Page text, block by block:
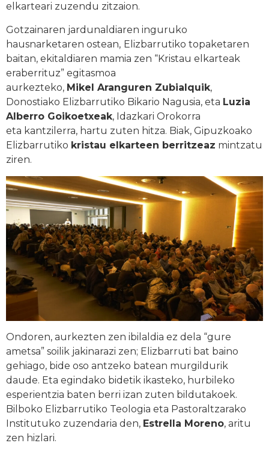
elkarteari zuzendu zitzaion.
Gotzainaren jardunaldiaren inguruko
hausnarketaren ostean, Elizbarrutiko topaketaren
baitan, ekitaldiaren mamia zen “Kristau elkarteak
eraberrituz” egitasmoa
aurkezteko, Mikel Aranguren Zubialquik,
Donostiako Elizbarrutiko Bikario Nagusia, eta Luzia
Alberro Goikoetxeak, Idazkari Orokorra
eta kantzilerra, hartu zuten hitza. Biak, Gipuzkoako
Elizbarrutiko kristau elkarteen berritzeaz mintzatu
ziren.
Ondoren, aurkezten zen ibilaldia ez dela “gure
ametsa” soilik jakinarazi zen; Elizbarruti bat baino
gehiago, bide oso antzeko batean murgildurik
daude. Eta egindako bidetik ikasteko, hurbileko
esperientzia baten berri izan zuten bildutakoek.
Bilboko Elizbarrutiko Teologia eta Pastoraltzarako
Institutuko zuzendaria den, Estrella Moreno, aritu
zen hizlari.